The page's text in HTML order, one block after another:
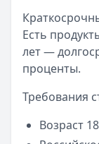
Есть
лет —
проценты.
Требования
Возраст